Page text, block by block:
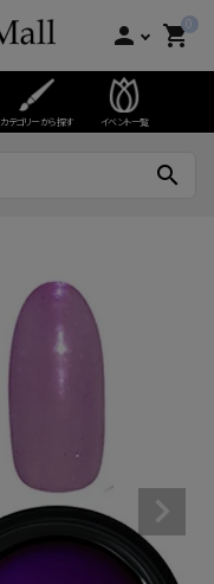
person 0
shopping_cart
カテゴリーから探す イベント一覧
search